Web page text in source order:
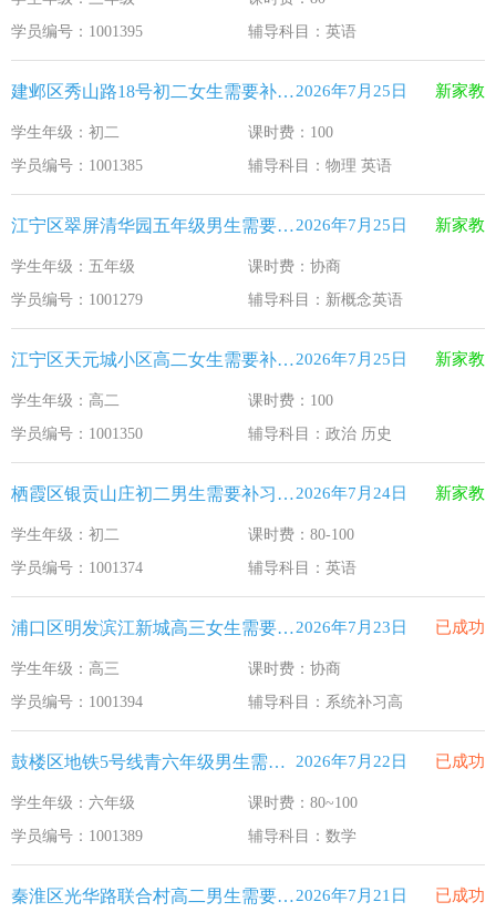
学员编号：1001395
辅导科目：英语
建邺区秀山路18号初二女生需要补习物理 英语2026年7月25日 新家教
学生年级：初二
课时费：100
学员编号：1001385
辅导科目：物理 英语
江宁区翠屏清华园五年级男生需要补习新概念英语2026年7月25日 新家教
学生年级：五年级
课时费：协商
学员编号：1001279
辅导科目：新概念英语
江宁区天元城小区高二女生需要补习政治 历史2026年7月25日 新家教
学生年级：高二
课时费：100
学员编号：1001350
辅导科目：政治 历史
栖霞区银贡山庄初二男生需要补习英语2026年7月24日 新家教
学生年级：初二
课时费：80-100
学员编号：1001374
辅导科目：英语
浦口区明发滨江新城高三女生需要补习系统补习高2026年7月23日 已成功
学生年级：高三
课时费：协商
学员编号：1001394
辅导科目：系统补习高
鼓楼区地铁5号线青六年级男生需要补习数学 2026年7月22日 已成功
学生年级：六年级
课时费：80~100
学员编号：1001389
辅导科目：数学
秦淮区光华路联合村高二男生需要补习英语2026年7月21日 已成功